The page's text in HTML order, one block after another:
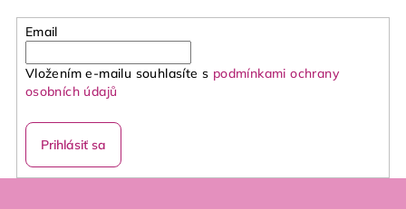
Email
Vložením e-mailu souhlasíte s podmínkami ochrany
osobních údajů
Prihlásiť sa
Z